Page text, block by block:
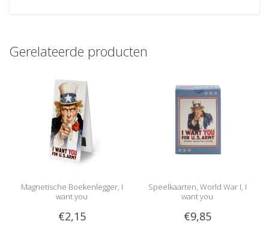
Gerelateerde producten
Magnetische Boekenlegger, I
want you
€2,15
Speelkaarten, World War I, I
want you
€9,85